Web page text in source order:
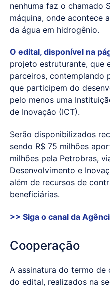
nenhuma faz o chamado
máquina, onde acontece
da água em hidrogênio.
O edital, disponível na
projeto estruturante, que
parceiros, contemplando
que participem do
pelo menos uma
de Inovação (ICT).
Serão disponibilizados
sendo R$ 75 milhões
milhões pela Petrobras,
Desenvolvimento e
além de recursos de
beneficiárias.
>> Siga o canal da
Cooperação
A assinatura do termo de
do edital, realizados na